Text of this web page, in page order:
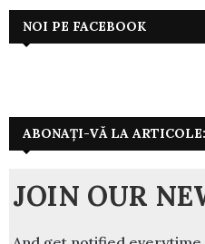
NOI PE FACEBOOK
ABONAȚI-VĂ LA ARTICOLE:
JOIN OUR